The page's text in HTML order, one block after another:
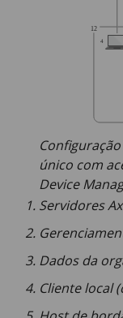
único com
Device
Servidores
Dados da
Cliente local